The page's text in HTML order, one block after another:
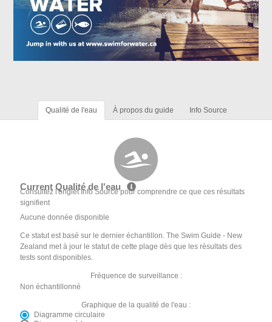
Qualité de l'eau À propos du guide Info Source
Current Qualité de l'eau
Consultez l'onglet Info Source pour comprendre ce que ces résultats
signifient
Aucune donnée disponible
Ce statut est basé sur le dernier échantillon. The Swim Guide - New
Zealand met à jour le statut de cette plage dès que les résultats des
tests sont disponibles.
Fréquence de surveillance :
Non échantillonné
Graphique de la qualité de l'eau :
Diagramme circulaire